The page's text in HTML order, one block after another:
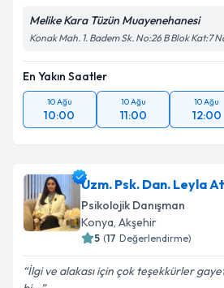
Melike Kara Tüzün Muayenehanesi
En Yakın Saatler
10 Ağu
10:00
10 Ağu
11:00
10 Ağu
12:00
Uzm. Psk. Dan. Leyla
Psikolojik Danışman
Konya, Akşehir
( Değerlendirme)
İlgi ve alakası için çok teşekkürler